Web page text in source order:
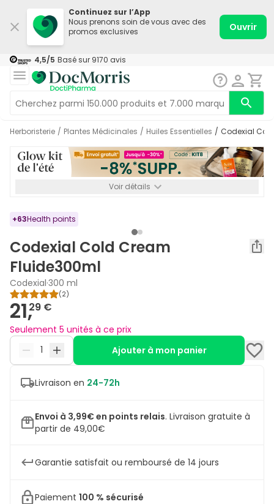
Continuez sur l’App
Nous prenons soin de vous avec des
promos exclusives
Ouvrir
4,5/5 Basé sur 9170 avis
Herboristerie / Plantes Médicinales / Huiles Essentielles / Codexial
Voir détails
+63Health points
Codexial Cold Cream
Fluide300ml
Codexial·300 ml
(2)
21,29 €
Seulement 5 unités à ce prix
Ajouter à mon panier
Livraison en 24-72h
Envoi à 3,99€ en points relais. Livraison gratuite à
partir de 49,00€
Garantie satisfait ou remboursé de 14 jours
Paiement 100 % sécurisé